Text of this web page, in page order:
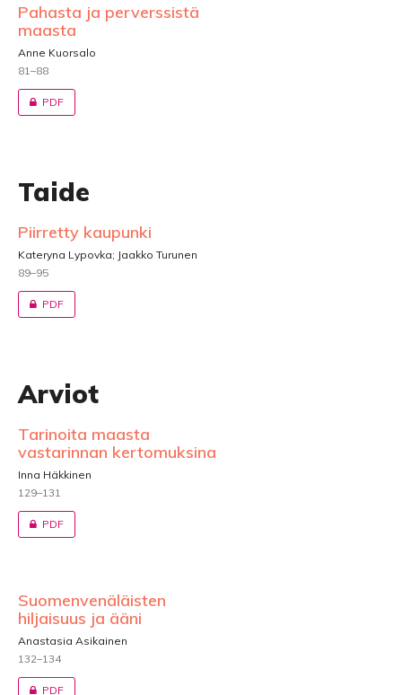
Pahasta ja perverssistä
maasta
Anne Kuorsalo
81–88
PDF
Taide
Piirretty kaupunki
Kateryna Lypovka; Jaakko Turunen
89–95
PDF
Arviot
Tarinoita maasta
vastarinnan kertomuksina
Inna Häkkinen
129–131
PDF
Suomenvenäläisten
hiljaisuus ja ääni
Anastasia Asikainen
132–134
PDF